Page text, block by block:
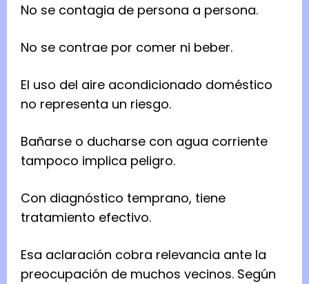
No se contagia de persona a persona.
No se contrae por comer ni beber.
El uso del aire acondicionado doméstico
no representa un riesgo.
Bañarse o ducharse con agua corriente
tampoco implica peligro.
Con diagnóstico temprano, tiene
tratamiento efectivo.
Esa aclaración cobra relevancia ante la
preocupación de muchos vecinos. Según